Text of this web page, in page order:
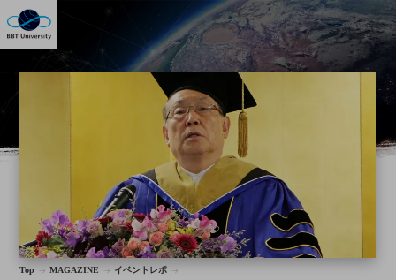
Top MAGAZINE
イベントレポ